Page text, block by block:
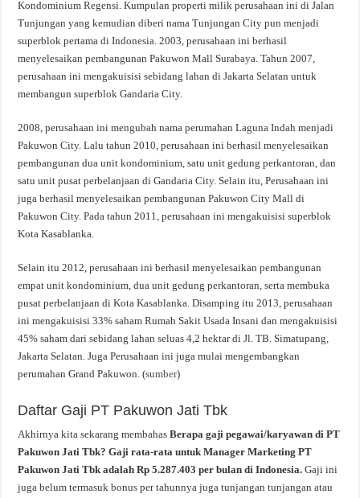
Kondominium Regensi. Kumpulan properti milik perusahaan ini di Jalan
Tunjungan yang kemudian diberi nama Tunjungan City pun menjadi
superblok pertama di Indonesia. 2003, perusahaan ini berhasil
menyelesaikan pembangunan Pakuwon Mall Surabaya. Tahun 2007,
perusahaan ini mengakuisisi sebidang lahan di Jakarta Selatan untuk
membangun superblok Gandaria City.
2008, perusahaan ini mengubah nama perumahan Laguna Indah menjadi
Pakuwon City. Lalu tahun 2010, perusahaan ini berhasil menyelesaikan
pembangunan dua unit kondominium, satu unit gedung perkantoran, dan
satu unit pusat perbelanjaan di Gandaria City. Selain itu, Perusahaan ini
juga berhasil menyelesaikan pembangunan Pakuwon City Mall di
Pakuwon City. Pada tahun 2011, perusahaan ini mengakuisisi superblok
Kota Kasablanka.
Selain itu 2012, perusahaan ini berhasil menyelesaikan pembangunan
empat unit kondominium, dua unit gedung perkantoran, serta membuka
pusat perbelanjaan di Kota Kasablanka. Disamping itu 2013, perusahaan
ini mengakuisisi 33% saham Rumah Sakit Usada Insani dan mengakuisisi
45% saham dari sebidang lahan seluas 4,2 hektar di Jl. TB. Simatupang,
Jakarta Selatan. Juga Perusahaan ini juga mulai mengembangkan
perumahan Grand Pakuwon. (sumber)
Daftar Gaji PT Pakuwon Jati Tbk
Akhirnya kita sekarang membahasBerapa gaji pegawai/karyawan di PT
Pakuwon Jati Tbk? Gaji rata-rata untuk Manager Marketing PT
Pakuwon Jati Tbk adalah Rp 5.287.403 per bulan di Indonesia.Gaji ini
juga belum termasuk bonus per tahunnya juga tunjangan tunjangan atau